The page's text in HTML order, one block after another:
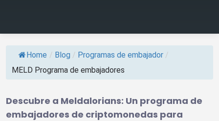
Home / Blog / Programas de embajador /
MELD Programa de embajadores
Descubre a Meldalorians: Un programa de
embajadores de criptomonedas para